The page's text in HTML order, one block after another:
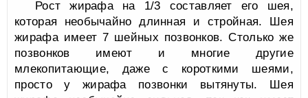
Рост жирафа на 1/3 составляет его шея,
которая необычайно длинная и стройная. Шея
жирафа имеет 7 шейных позвонков. Столько же
позвонков имеют и многие другие
млекопитающие, даже с короткими шеями,
просто у жирафа позвонки вытянуты. Шея